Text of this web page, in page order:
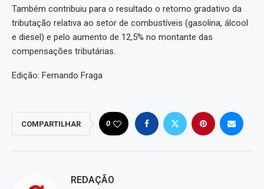
Também contribuiu para o resultado o retorno gradativo da
tributação relativa ao setor de combustíveis (gasolina, álcool
e diesel) e pelo aumento de 12,5% no montante das
compensações tributárias.
Edição: Fernando Fraga
COMPARTILHAR 0
REDAÇÃO